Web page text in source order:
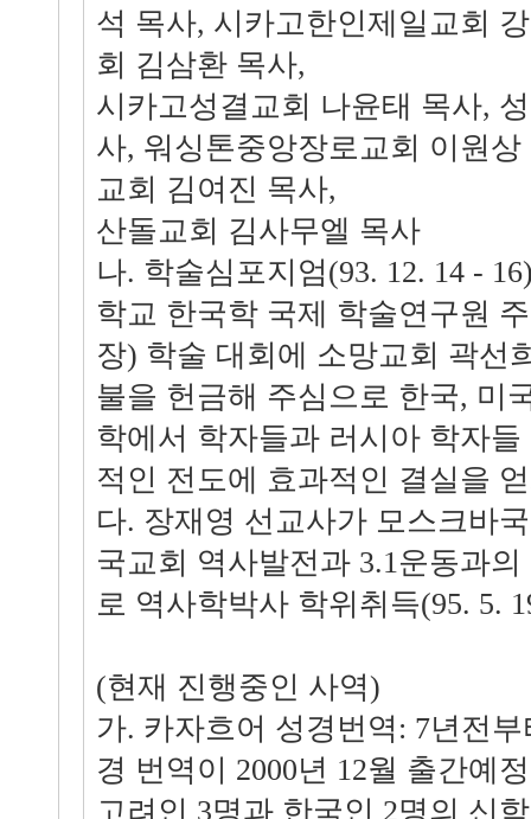
석 목사, 시카고한인제일교회
회 김삼환 목사,
시카고성결교회 나윤태 목사,
사, 워싱톤중앙장로교회 이원
교회 김여진 목사,
산돌교회 김사무엘 목사
나. 학술심포지엄(93. 12. 14 -
학교 한국학 국제 학술연구원
장) 학술 대회에 소망교회 곽선
불을 헌금해 주심으로 한국, 미
학에서 학자들과 러시아 학자들
적인 전도에 효과적인 결실을
다. 장재영 선교사가 모스크바
국교회 역사발전과 3.1운동과
로 역사학박사 학위취득(95. 5.
(현재 진행중인 사역)
가. 카자흐어 성경번역: 7년전
경 번역이 2000년 12월 출간예
고려인 3명과 한국인 2명의 신